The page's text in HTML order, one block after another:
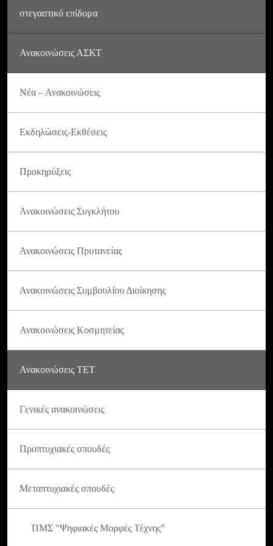
στεγαστικό επίδομα
Ανακοινώσεις ΑΣΚΤ
Νέα – Ανακοινώσεις
Εκδηλώσεις-Εκθέσεις
Προκηρύξεις
Ανακοινώσεις Συγκλήτου
Ανακοινώσεις Πρυτανείας
Ανακοινώσεις Συμβουλίου Διοίκησης
Ανακοινώσεις Κοσμητείας
Ανακοινώσεις ΤΕΤ
Γενικές ανακοινώσεις
Προπτυχιακές σπουδές
Μεταπτυχιακές σπουδές
ΠΜΣ "Ψηφιακές Μορφές Τέχνης"